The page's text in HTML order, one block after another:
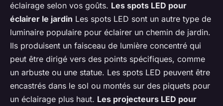
éclairage selon vos goûts. Les spots LED pour
éclairer le jardin Les spots LED sont un autre type de
luminaire populaire pour éclairer un chemin de jardin.
Ils produisent un faisceau de lumière concentré qui
peut être dirigé vers des points spécifiques, comme
un arbuste ou une statue. Les spots LED peuvent être
encastrés dans le sol ou montés sur des piquets pour
un éclairage plus haut. Les projecteurs LED pour